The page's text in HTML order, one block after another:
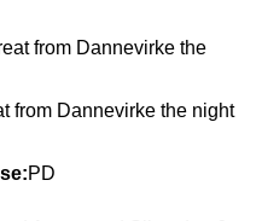
from Dannevirke the night
PD